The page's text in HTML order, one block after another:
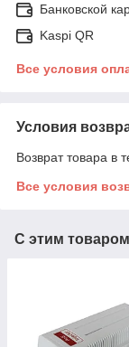
Банковской
Kaspi QR
Все условия
Условия
Возврат товара в
Все условия
С этим